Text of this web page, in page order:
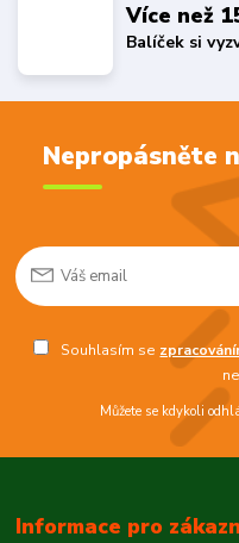
Více než
Balíček si
Nepropásněte
Souhlasím se
Můžete se kdykoli
Informace pro